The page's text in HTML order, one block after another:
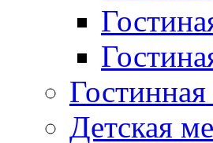
Детская